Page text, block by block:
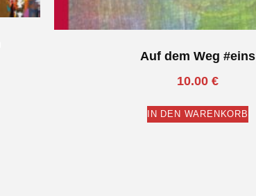
Auf dem Weg #eins
10.00 €
IN DEN WARENKORB